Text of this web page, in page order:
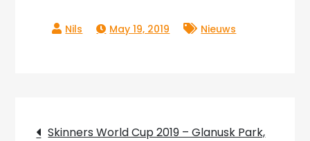
May 19, 2019 Nieuws
Post
Skinners World Cup 2019 – Glanusk Park,